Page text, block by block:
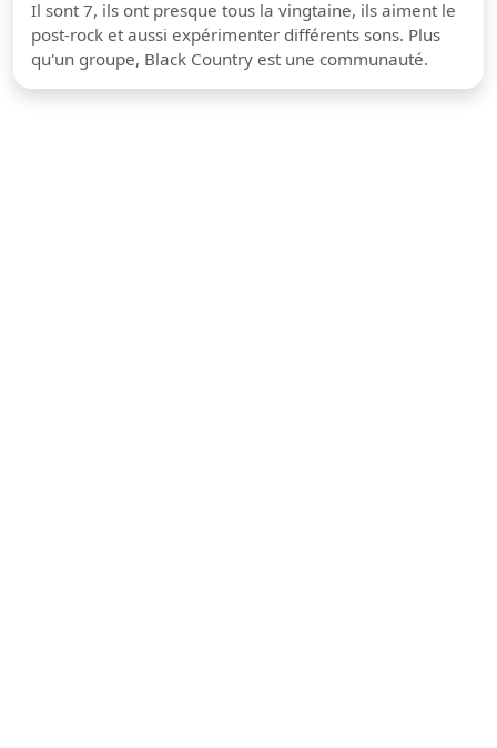
Il sont 7, ils ont presque tous la vingtaine, ils aiment le
post-rock et aussi expérimenter différents sons. Plus
qu'un groupe, Black Country est une communauté.